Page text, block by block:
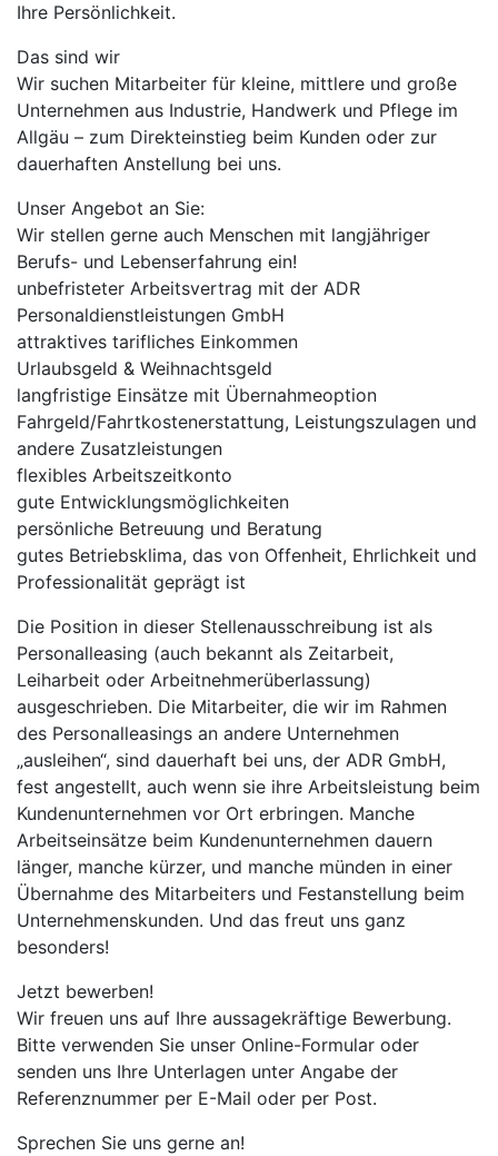
Ihre Persönlichkeit.
Das sind wir
Wir suchen Mitarbeiter für kleine, mittlere und große
Unternehmen aus Industrie, Handwerk und Pflege im
Allgäu – zum Direkteinstieg beim Kunden oder zur
dauerhaften Anstellung bei uns.
Unser Angebot an Sie:
Wir stellen gerne auch Menschen mit langjähriger
Berufs- und Lebenserfahrung ein!
unbefristeter Arbeitsvertrag mit der ADR
Personaldienstleistungen GmbH
attraktives tarifliches Einkommen
Urlaubsgeld & Weihnachtsgeld
langfristige Einsätze mit Übernahmeoption
Fahrgeld/Fahrtkostenerstattung, Leistungszulagen und
andere Zusatzleistungen
flexibles Arbeitszeitkonto
gute Entwicklungsmöglichkeiten
persönliche Betreuung und Beratung
gutes Betriebsklima, das von Offenheit, Ehrlichkeit und
Professionalität geprägt ist
Die Position in dieser Stellenausschreibung ist als
Personalleasing (auch bekannt als Zeitarbeit,
Leiharbeit oder Arbeitnehmerüberlassung)
ausgeschrieben. Die Mitarbeiter, die wir im Rahmen
des Personalleasings an andere Unternehmen
„ausleihen“, sind dauerhaft bei uns, der ADR GmbH,
fest angestellt, auch wenn sie ihre Arbeitsleistung beim
Kundenunternehmen vor Ort erbringen. Manche
Arbeitseinsätze beim Kundenunternehmen dauern
länger, manche kürzer, und manche münden in einer
Übernahme des Mitarbeiters und Festanstellung beim
Unternehmenskunden. Und das freut uns ganz
besonders!
Jetzt bewerben!
Wir freuen uns auf Ihre aussagekräftige Bewerbung.
Bitte verwenden Sie unser Online-Formular oder
senden uns Ihre Unterlagen unter Angabe der
Referenznummer per E-Mail oder per Post.
Sprechen Sie uns gerne an!